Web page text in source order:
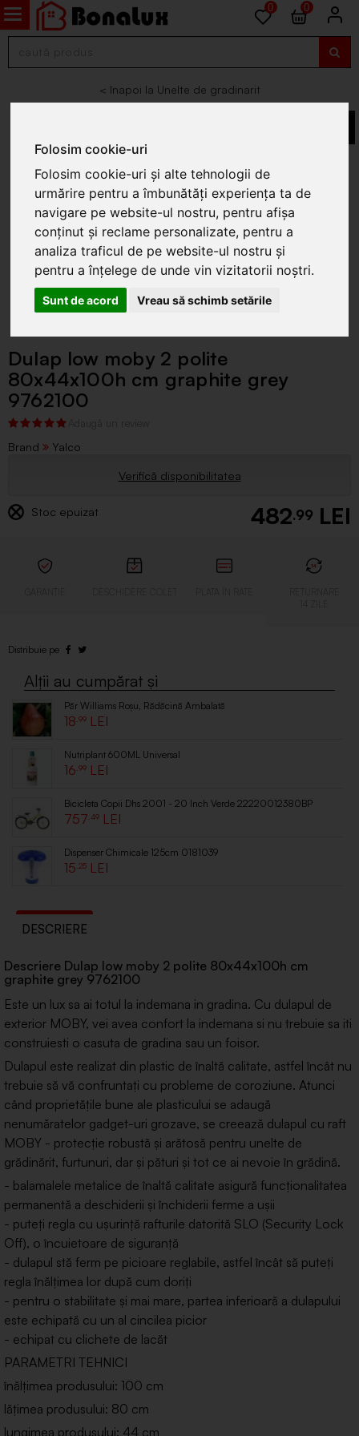
Folosim cookie-uri
Folosim cookie-uri și alte tehnologii de
urmărire pentru a îmbunătăți experiența ta de
navigare pe website-ul nostru, pentru afișa
conținut și reclame personalizate, pentru a
analiza traficul de pe website-ul nostru și
pentru a înțelege de unde vin vizitatorii noștri.
Sunt de acord Vreau să schimb setările
0 0
Unelte de gradinarit
Dulap low moby 2 polite
80x44x100h cm graphite grey
9762100
Brand
Yalco
Verifică disponibilitatea
Stoc epuizat 482.99
Păr Williams Roșu, Rădăcină Ambalată
18 .99
Nutriplant 600ML Universal
16 .99
Bicicleta Copii Dhs 2001 - 20 Inch Verde 22220012380BP
757 .49
Dispenser Chimicale 125cm 0181039
15 .25
DESCRIERE
Descriere Dulap low moby 2 polite 80x44x100h cm
graphite grey 9762100
Este un lux sa ai totul la indemana in gradina. Cu dulapul de
exterior MOBY, vei avea confort la indemana si nu trebuie sa iti
construiesti o casuta de gradina sau un foisor.
Dulapul este realizat din plastic de înaltă calitate, astfel încât nu
trebuie să vă confruntați cu probleme de coroziune. Atunci
când proprietățile bune ale plasticului se adaugă
nenumăratelor gadget-uri grozave, se creează dulapul cu raft
MOBY - protecție robustă și arătosă pentru unelte de
grădinărit, furtunuri, dar și pături și tot ce ai nevoie în grădină.
- balamalele metalice de înaltă calitate asigură funcționalitatea
permanentă a deschiderii și închiderii ferme a ușii
- puteți regla cu ușurință rafturile datorită SLO (Security Lock
Off), o încuietoare de siguranță
- dulapul stă ferm pe picioare reglabile, astfel încât să puteți
regla înălțimea lor după cum doriți
- pentru o stabilitate și mai mare, partea inferioară a dulapului
este echipată cu un al cincilea picior
- echipat cu clichete de lacăt
PARAMETRI TEHNICI
înălțimea produsului: 100 cm
lățimea produsului: 80 cm
lungimea produsului: 44 cm